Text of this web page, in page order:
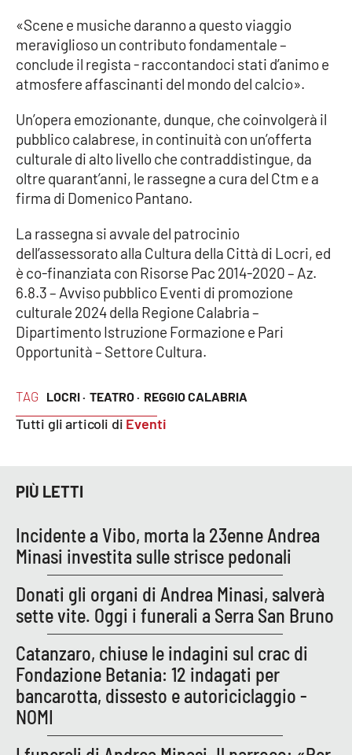
Lacitymag.it
Lacapitalenews.it
Cosenzachannel.it
Ilvibonese.it
APP
Android
Apple
TAG LOCRI · TEATRO · REGGIO CALABRIA
Tutti gli articoli di Eventi
«Scene e musiche daranno a questo viaggio
meraviglioso un contributo fondamentale –
conclude il regista - raccontandoci stati d’animo e
atmosfere affascinanti del mondo del calcio».
Un’opera emozionante, dunque, che coinvolgerà il
pubblico calabrese, in continuità con un’offerta
culturale di alto livello che contraddistingue, da
oltre quarant’anni, le rassegne a cura del Ctm e a
firma di Domenico Pantano.
La rassegna si avvale del patrocinio
dell’assessorato alla Cultura della Città di Locri, ed
è co-finanziata con Risorse Pac 2014-2020 – Az.
6.8.3 – Avviso pubblico Eventi di promozione
culturale 2024 della Regione Calabria –
Dipartimento Istruzione Formazione e Pari
Opportunità – Settore Cultura.
PIÙ LETTI
Incidente a Vibo, morta la 23enne Andrea
Minasi investita sulle strisce pedonali
Donati gli organi di Andrea Minasi, salverà
sette vite. Oggi i funerali a Serra San Bruno
Catanzaro, chiuse le indagini sul crac di
Fondazione Betania: 12 indagati per
bancarotta, dissesto e autoriciclaggio -
NOMI